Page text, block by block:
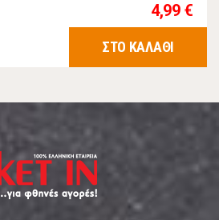
4,99 €
ΣΤΟ ΚΑΛΑΘΙ